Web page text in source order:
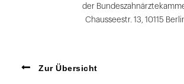
der
Chausseestr. 13, 10115
Zur Übersicht